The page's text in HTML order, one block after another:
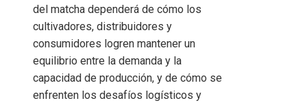
del matcha dependerá de cómo los
cultivadores, distribuidores y
consumidores logren mantener un
equilibrio entre la demanda y la
capacidad de producción, y de cómo se
enfrenten los desafíos logísticos y